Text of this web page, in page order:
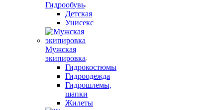
Гидрообувь
Детская
Унисекс
Мужская
экипировка
Гидрокостюмы
Гидроодежда
Гидрошлемы,
шапки
Жилеты